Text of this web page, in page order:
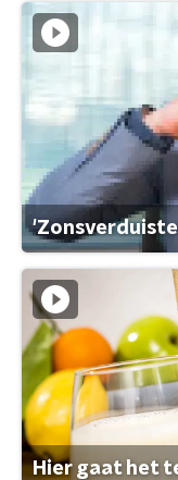
Hier gaat het